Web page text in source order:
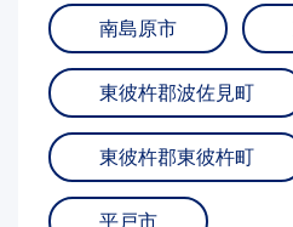
南島原市
東彼杵郡波佐見町
東彼杵郡東彼杵町
平戸市